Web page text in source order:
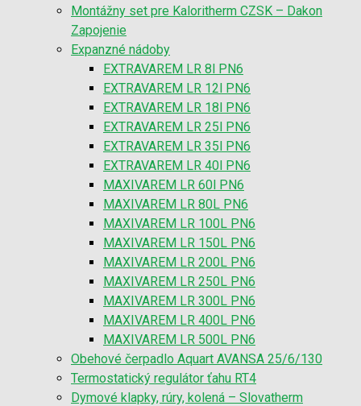
Montážny set pre Kaloritherm CZSK – Dakon
Zapojenie
Expanzné nádoby
EXTRAVAREM LR 8l PN6
EXTRAVAREM LR 12l PN6
EXTRAVAREM LR 18l PN6
EXTRAVAREM LR 25l PN6
EXTRAVAREM LR 35l PN6
EXTRAVAREM LR 40l PN6
MAXIVAREM LR 60l PN6
MAXIVAREM LR 80L PN6
MAXIVAREM LR 100L PN6
MAXIVAREM LR 150L PN6
MAXIVAREM LR 200L PN6
MAXIVAREM LR 250L PN6
MAXIVAREM LR 300L PN6
MAXIVAREM LR 400L PN6
MAXIVAREM LR 500L PN6
Obehové čerpadlo Aquart AVANSA 25/6/130
Termostatický regulátor ťahu RT4
Dymové klapky, rúry, kolená – Slovatherm